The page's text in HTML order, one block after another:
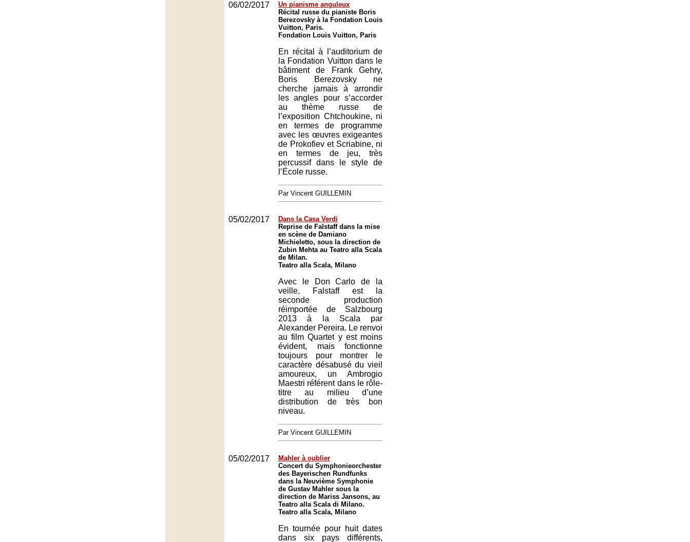
06/02/2017
Un pianisme anguleux
Récital russe du pianiste Boris
Berezovsky à la Fondation Louis
Vuitton, Paris.
Fondation Louis Vuitton, Paris
En récital à l’auditorium de
la Fondation Vuitton dans le
bâtiment de Frank Gehry,
Boris Berezovsky ne
cherche jamais à arrondir
les angles pour s’accorder
au thème russe de
l’exposition Chtchoukine, ni
en termes de programme
avec les œuvres exigeantes
de Prokofiev et Scriabine, ni
en termes de jeu, très
percussif dans le style de
l’École russe.
Par Vincent GUILLEMIN
05/02/2017
Dans la Casa Verdi
Reprise de Falstaff dans la mise
en scène de Damiano
Michieletto, sous la direction de
Zubin Mehta au Teatro alla Scala
de Milan.
Teatro alla Scala, Milano
Avec le Don Carlo de la
veille, Falstaff est la
seconde production
réimportée de Salzbourg
2013 à la Scala par
Alexander Pereira. Le renvoi
au film Quartet y est moins
évident, mais fonctionne
toujours pour montrer le
caractère désabusé du vieil
amoureux, un Ambrogio
Maestri référent dans le rôle-
titre au milieu d’une
distribution de très bon
niveau.
Par Vincent GUILLEMIN
05/02/2017
Mahler à oublier
Concert du Symphonieorchester
des Bayerischen Rundfunks
dans la Neuvième Symphonie
de Gustav Mahler sous la
direction de Mariss Jansons, au
Teatro alla Scala di Milano.
Teatro alla Scala, Milano
En tournée pour huit dates
dans six pays différents,